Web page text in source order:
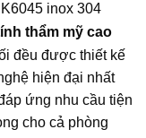
inox 304
thẩm mỹ cao
đều được thiết kế
hiện đại nhất
ứng nhu cầu tiện
cho cả phòng